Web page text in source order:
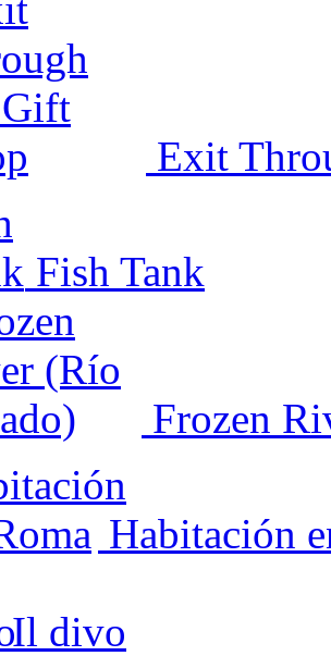
Exit
Fish Tank
Frozen
Habitación
Il divo